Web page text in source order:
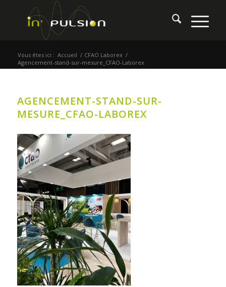
Vous êtes ici : Accueil / CFAO Laborex /
Agencement-stand-sur-mesure_CFAO-Laborex
AGENCEMENT-STAND-SUR-
MESURE_CFAO-LABOREX